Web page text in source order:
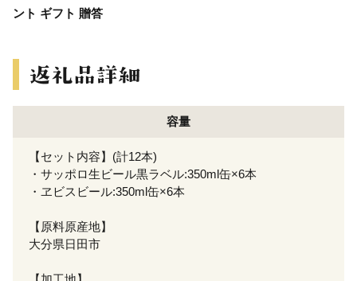
ント ギフト 贈答
容量
【セット内容】(計12本)
・サッポロ生ビール黒ラベル:350ml缶×6本
・ヱビスビール:350ml缶×6本
【原料原産地】
大分県日田市